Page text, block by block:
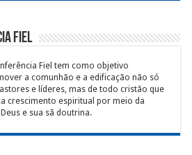
Fiel
Fiel tem como objetivo
a comunhão e a edificação não só
e líderes, mas de todo cristão que
crescimento espiritual por meio da
e sua sã doutrina.